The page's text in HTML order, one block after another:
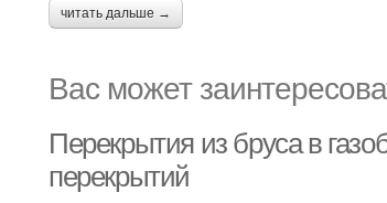
читать дальше →
Вас может
Перекрытия из бруса в
перекрытий